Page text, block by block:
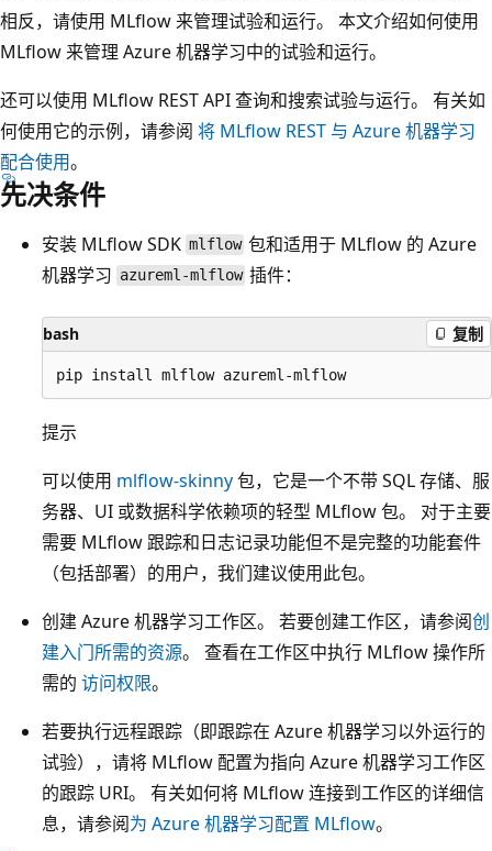
相反，请使用 MLflow 来管理试验和运行。 本文介绍如何使用
MLflow 来管理 Azure 机器学习中的试验和运行。
还可以使用 MLflow REST API 查询和搜索试验与运行。 有关如
何使用它的示例，请参阅 将 MLflow REST 与 Azure 机器学习
配合使用。
先决条件
安装 MLflow SDK mlflow 包和适用于 MLflow 的 Azure
机器学习 azureml-mlflow 插件：
bash 复制
提示
可以使用 mlflow-skinny包，它是一个不带 SQL 存储、服
务器、UI 或数据科学依赖项的轻型 MLflow 包。 对于主要
需要 MLflow 跟踪和日志记录功能但不是完整的功能套件
（包括部署）的用户，我们建议使用此包。
创建 Azure 机器学习工作区。 若要创建工作区，请参阅创
建入门所需的资源。 查看在工作区中执行 MLflow 操作所
需的 访问权限。
若要执行远程跟踪（即跟踪在 Azure 机器学习以外运行的
试验），请将 MLflow 配置为指向 Azure 机器学习工作区
的跟踪 URI。 有关如何将 MLflow 连接到工作区的详细信
息，请参阅为 Azure 机器学习配置 MLflow。